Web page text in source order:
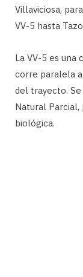
Villaviciosa,
VV-5 hasta
La VV-5 es una
corre paralela
del trayecto.
Natural Parcial,
biológica.